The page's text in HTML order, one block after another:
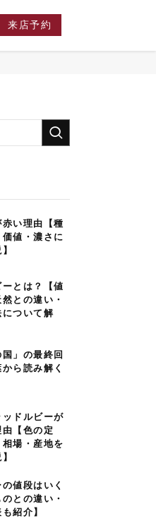
来店予約
い理由【種
値・濃さに
ーとは？【値
との違い・
について解
」の最終回
ら読み解く
ッドルビーが
【色の定
場・産地を
値段はいく
との違い・
紹介】